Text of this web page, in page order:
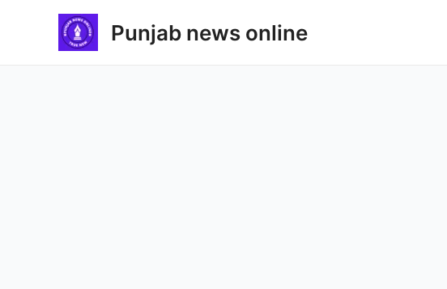
Punjab news online